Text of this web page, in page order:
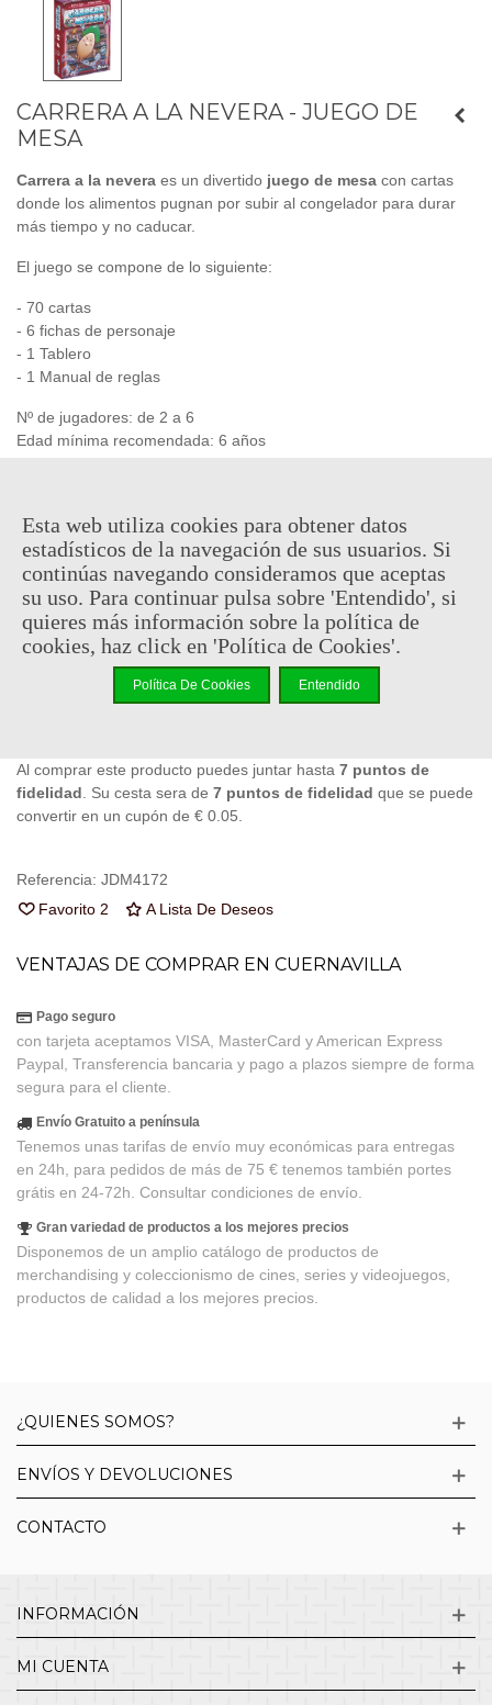
CARRERA A LA NEVERA - JUEGO DE
MESA
Carrera a la nevera es un divertido juego de mesa con cartas
donde los alimentos pugnan por subir al congelador para durar
más tiempo y no caducar.
El juego se compone de lo siguiente:
- 70 cartas
- 6 fichas de personaje
- 1 Tablero
- 1 Manual de reglas
Nº de jugadores: de 2 a 6
Edad mínima recomendada: 6 años
14,95 € (impuestos inc.)
En stock, envío en 24/48h
Añadir Al Carrito
Código QR Compartir
Al comprar este producto puedes juntar hasta 7 puntos de
fidelidad . Su cesta sera de 7 puntos de fidelidad que se puede
convertir en un cupón de € 0.05
Referencia: JDM4172
Favorito 2 A Lista De Deseos
VENTAJAS DE COMPRAR EN CUERNAVILLA
Pago seguro
con tarjeta aceptamos VISA, MasterCard y American Express
Paypal, Transferencia bancaria y pago a plazos siempre de forma
segura para el cliente.
Envío Gratuito a península
Tenemos unas tarifas de envío muy económicas para entregas
en 24h, para pedidos de más de 75 € tenemos también portes
grátis en 24-72h. Consultar condiciones de envío.
Gran variedad de productos a los mejores precios
Disponemos de un amplio catálogo de productos de
merchandising y coleccionismo de cines, series y videojuegos,
productos de calidad a los mejores precios.
¿QUIENES SOMOS?
ENVÍOS Y DEVOLUCIONES
CONTACTO
INFORMACIÓN
MI CUENTA
Esta web utiliza cookies para obtener datos
estadísticos de la navegación de sus usuarios. Si
continúas navegando consideramos que aceptas
su uso. Para continuar pulsa sobre 'Entendido', si
quieres más información sobre la política de
cookies, haz click en 'Política de Cookies'.
Política De Cookies Entendido